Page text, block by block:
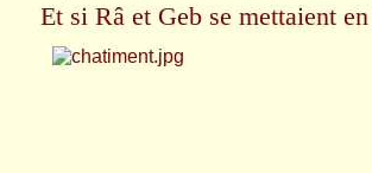
Et si Râ et Geb se mettaient